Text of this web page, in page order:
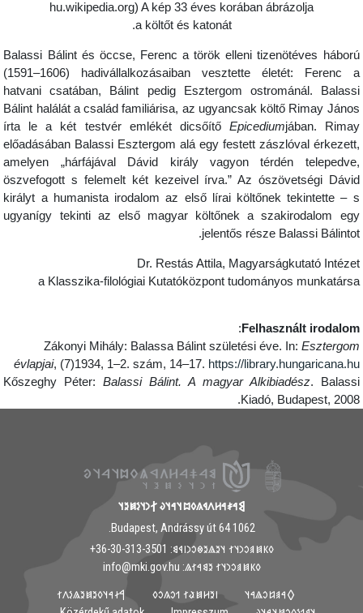
hu.wikipedia.org) A kép 33 éves korában ábrázolja
a költőt és katonát.
Balassi Bálint és öccse, Ferenc a török elleni tizenötéves
(1591–1606) hadivállalkozásaiban vesztette életét: Ferenc
hatvani csatában, Bálint pedig Esztergom ostrománál.
Bálint halálát a család familiárisa, az ugyancsak költő Rimay
írta le a két testvér emlékét dicsőítőEpicediumjában.
előadásában Balassi Esztergom alá egy festett zászlóval
amelyen „hárfájával Dávid király vagyon térdén
öszvefogott s felemelt két kezeivel írva.” Az ószövetségi
királyt a humanista irodalom az első lírai költőnek tekintette –
ugyanígy tekinti az első magyar költőnek a szakirodalom
jelentős része Balassi
Dr. Restás Attila, Magyarságkutató
a Klasszika-filológiai Kutatóközpont tudományos
Felhasznált
:
Zákonyi Mihály: Balassa Bálint születési éve. In:
évlapjai , (7)1934, 1–2. szám, 14–17.https://
Kőszeghy Péter:Balassi Bálint. A magyar Alkibiadész
.
Kiadó, Budapest,
𐲘𐳀𐳎𐳀𐳢𐳤𐳁𐳍𐳓𐳪𐳦𐳀𐳦𐳜 𐲐𐳙𐳦𐳋𐳯𐳉𐳦
1062 Budapest, Andrássy út 64.
𐳓𐳞𐳯𐳠𐳛𐳙𐳦𐳐 𐳦𐳉𐳖𐳉𐳌𐳛𐳙𐳥𐳁𐳘: ‭+36-30-313-3501
𐳓𐳞𐳯𐳠𐳛𐳙𐳦𐳐 𐳉𐳘𐳀𐳐𐳖: info@mki.gov.hu
𐲓𐳀𐳠𐳆𐳛𐳖𐳀𐳦
𐳺𐳉𐳢𐳯𐳟𐳐 𐳒𐳛𐳍𐳛𐳓
𐲀𐳇𐳀𐳦𐳓𐳉𐳯𐳉𐳖𐳋𐳤𐳐